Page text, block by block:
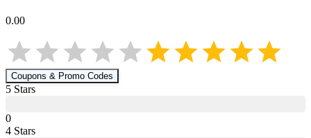
0.00
Coupons & Promo Codes
5 Stars
0
4 Stars